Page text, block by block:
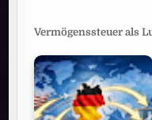
Vermögenssteuer als